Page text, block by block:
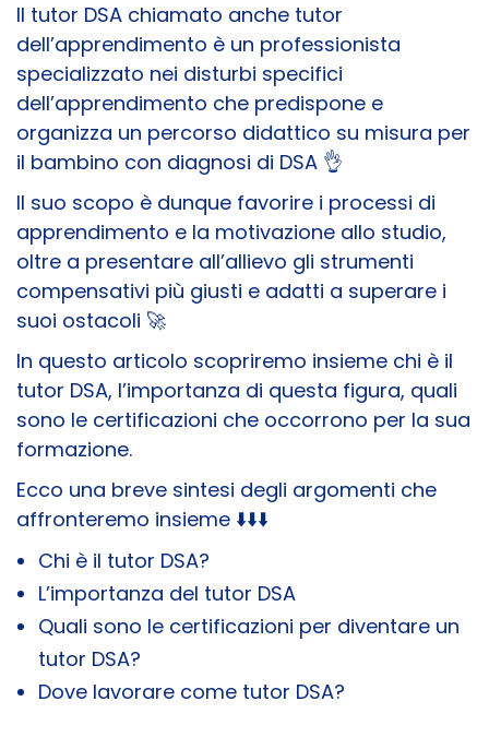
Il tutor DSA chiamato anche tutor
dell’apprendimento è un professionista
specializzato nei disturbi specifici
dell’apprendimento che predispone e
organizza un percorso didattico su misura per
il bambino con diagnosi di DSA 👌
Il suo scopo è dunque favorire i processi di
apprendimento e la motivazione allo studio,
oltre a presentare all’allievo gli strumenti
compensativi più giusti e adatti a superare i
suoi ostacoli 🚀
In questo articolo scopriremo insieme chi è il
tutor DSA, l’importanza di questa figura, quali
sono le certificazioni che occorrono per la sua
formazione.
Ecco una breve sintesi degli argomenti che
affronteremo insieme ⬇️⬇️⬇️
Chi è il tutor DSA?
L’importanza del tutor DSA
Quali sono le certificazioni per diventare un
tutor DSA?
Dove lavorare come tutor DSA?